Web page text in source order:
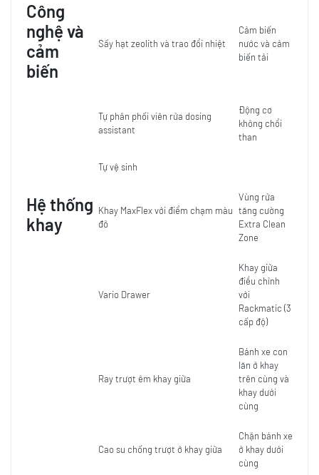
Công
nghệ và
cảm
biến
Sấy hạt zeolith và trao đổi nhiệt
Cảm biến
nước và cảm
biến tải
Tự phân phối viên rửa dosing
assistant
Động cơ
không chổi
than
Tự vệ sinh
Hệ thống
khay
Khay MaxFlex với điểm chạm màu
đỏ
Vùng rửa
tăng cường
Extra Clean
Zone
Vario Drawer
Khay giữa
điều chỉnh
với
Rackmatic (3
cấp độ)
Ray trượt êm khay giữa
Bánh xe con
lăn ở khay
trên cùng và
khay dưới
cùng
Cao su chống trượt ở khay giữa
Chặn bánh xe
ở khay dưới
cùng